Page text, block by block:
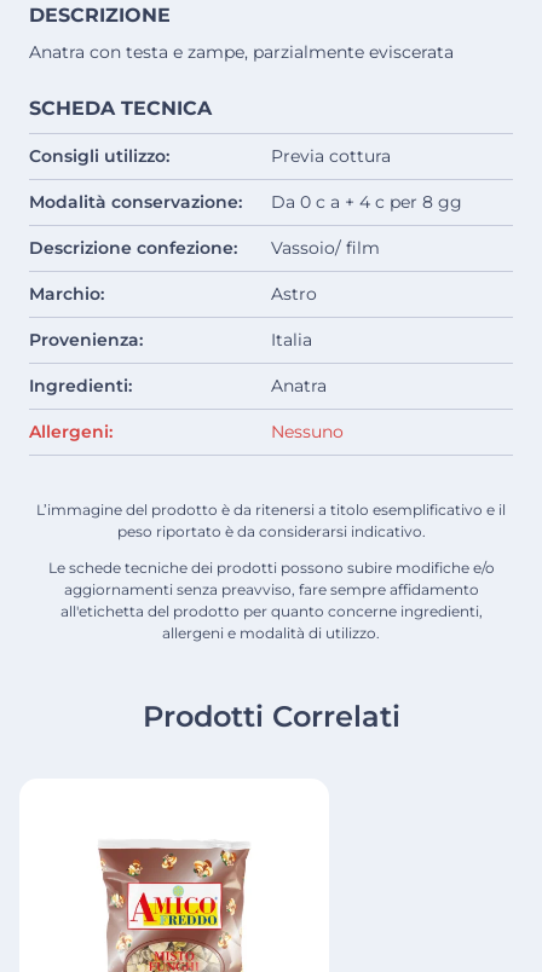
DESCRIZIONE
Anatra con testa e zampe, parzialmente eviscerata
SCHEDA TECNICA
Consigli utilizzo: Previa cottura
Modalità conservazione: Da 0 c a + 4 c per 8 gg
Descrizione confezione: Vassoio/ film
Marchio: Astro
Provenienza: Italia
Ingredienti: Anatra
Allergeni: Nessuno
L’immagine del prodotto è da ritenersi a titolo esemplificativo e il
peso riportato è da considerarsi indicativo.
Le schede tecniche dei prodotti possono subire modifiche e/o
aggiornamenti senza preavviso, fare sempre affidamento
all'etichetta del prodotto per quanto concerne ingredienti,
allergeni e modalità di utilizzo.
Prodotti Correlati